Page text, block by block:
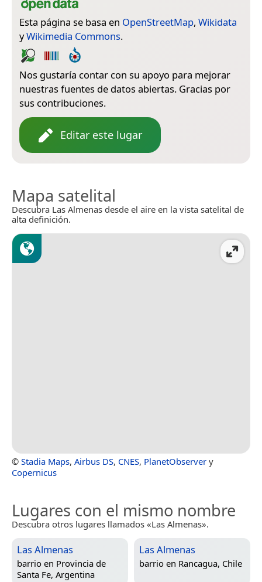
Esta página se basa en OpenStreetMap, Wikidata
yWikimedia Commons.
Nos gustaría contar con su apoyo para mejorar
nuestras fuentes de datos abiertas. Gracias por
sus contribuciones.
Editar este lugar
Mapa satelital
Descubra Las Almenas desde el aire en la vista satelital de
alta definición.
© Stadia Maps, Airbus DS, CNES, PlanetObserver y
Copernicus
Lugares con el mismo nombre
Descubra otros lugares llamados «Las Almenas».
Las Almenas
barrio en Provincia de
Santa Fe, Argentina
Las Almenas
barrio en Rancagua, Chile